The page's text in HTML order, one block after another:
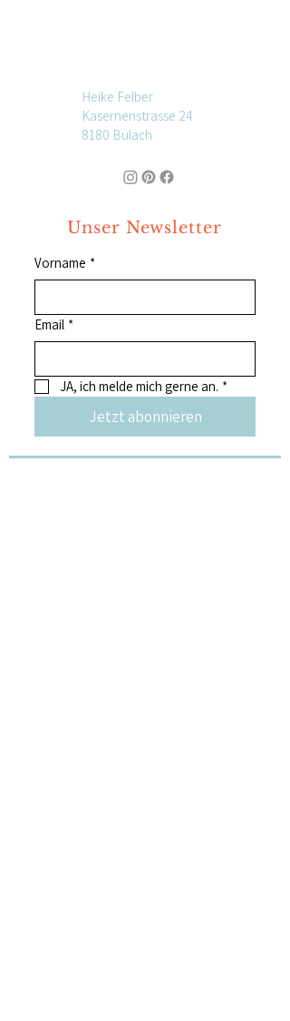
Heike Felber
Kasernenstrasse 24
8180 Bülach
Unser Newsletter
Vorname *
Email *
JA, ich melde mich gerne an. *
Jetzt abonnieren